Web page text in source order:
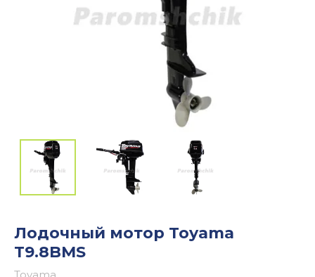
Лодочный мотор Toyama
T9.8BMS